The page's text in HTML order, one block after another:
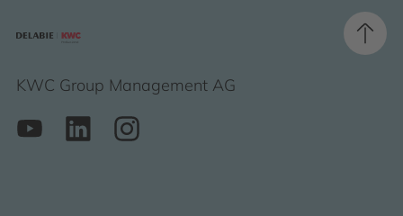
KWC Group Management AG